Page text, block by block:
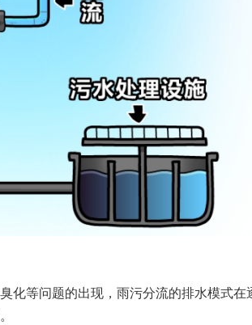
等问题的出现，雨污分流的排水模式